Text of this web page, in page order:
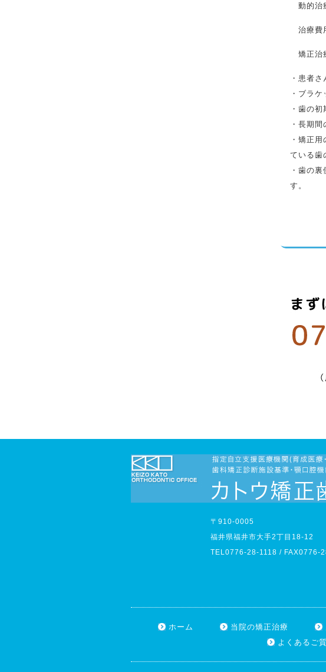
動的治
治療費
矯正治
・患者
・ブラ
・歯の
・長期
・矯正
ている歯
・歯の
す。
〒910-0005
福井県福井市大手2丁目18-12
TEL0776-28-1118 / FAX0776-
ホーム 当院の矯正治療
よくあるご